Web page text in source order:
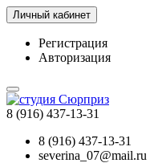
Личный кабинет
Регистрация
Авторизация
8 (916) 437-13-31
8 (916) 437-13-31
severina_07@mail.ru